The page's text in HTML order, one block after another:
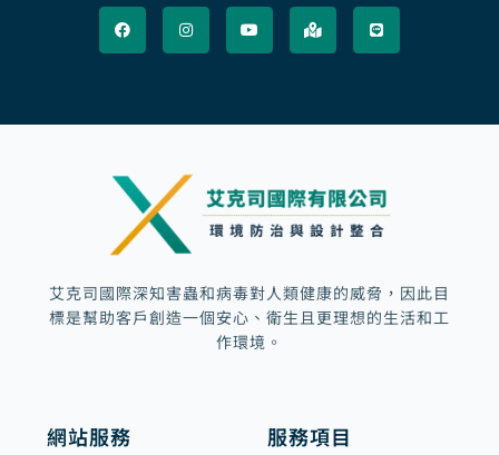
a
c
e
b
n
s
t
a
m
o
u
u
a
p
-
m
e
l
t
i
n
e
艾克司國際深知害蟲和病毒對人類健康的威脅，因此目
標是幫助客戶創造一個安心、衛生且更理想的生活和工
作環境。
網站服務 服務項目